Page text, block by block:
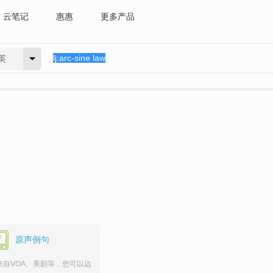
云笔记 惠惠 更多产品
原声例句
自VOA、美剧等，您可以边